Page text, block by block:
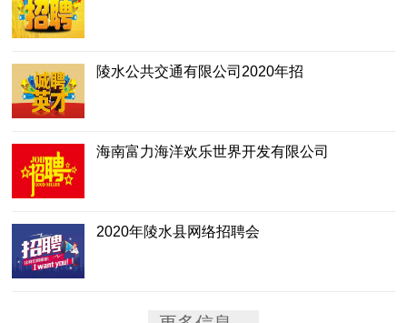
陵水公共交通有限公司2020年招
海南富力海洋欢乐世界开发有限公司
2020年陵水县网络招聘会